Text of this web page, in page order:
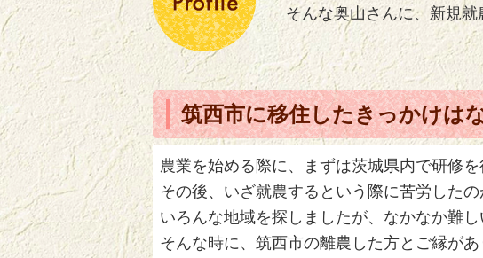
そんな奥山さんに、新規
筑西市に移住したきっかけは
農業を始める際に、まずは茨城県内で研修を
その後、いざ就農するという際に苦労したの
いろんな地域を探しましたが、なかなか難し
そんな時に、筑西市の離農した方とご縁が